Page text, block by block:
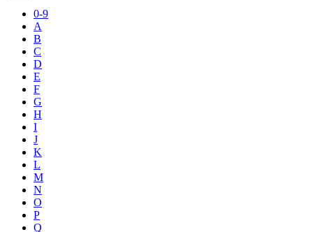
0-9
A
B
C
D
E
F
G
H
I
J
K
L
M
N
O
P
Q